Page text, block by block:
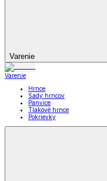
Varenie
Varenie
Hrnce
Sady hrncov
Panvice
Tlakové hrnce
Pokrievky